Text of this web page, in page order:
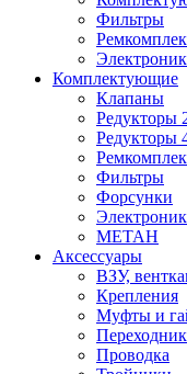
Фильтры
Комплектующие
Клапаны
Редукторы
Редукторы
Фильтры
Форсунки
МЕТАН
Аксессуары
ВЗУ,
Крепления
Муфты и
Проводка